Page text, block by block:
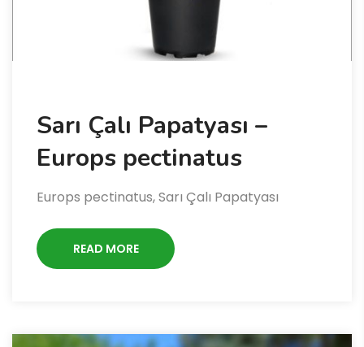
Sarı Çalı Papatyası –
Europs pectinatus
Europs pectinatus, Sarı Çalı Papatyası
READ MORE